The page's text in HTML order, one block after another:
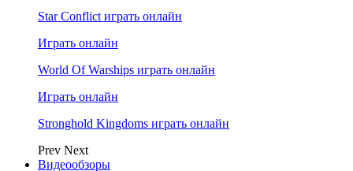
Star Conflict играть онлайн
Играть онлайн
World Of Warships играть онлайн
Играть онлайн
Stronghold Kingdoms играть онлайн
Prev Next
Видеообзоры